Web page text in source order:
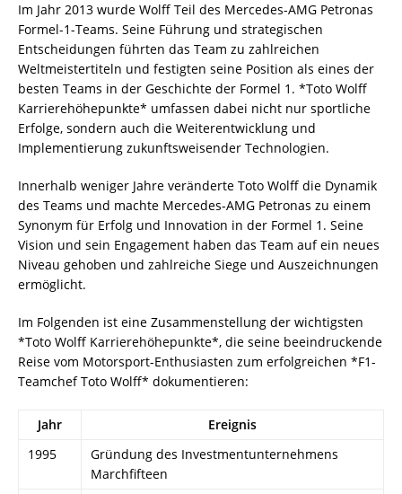
Im Jahr 2013 wurde Wolff Teil des Mercedes-AMG Petronas
Formel-1-Teams. Seine Führung und strategischen
Entscheidungen führten das Team zu zahlreichen
Weltmeistertiteln und festigten seine Position als eines der
besten Teams in der Geschichte der Formel 1. *Toto Wolff
Karrierehöhepunkte* umfassen dabei nicht nur sportliche
Erfolge, sondern auch die Weiterentwicklung und
Implementierung zukunftsweisender Technologien.
Innerhalb weniger Jahre veränderte Toto Wolff die Dynamik
des Teams und machte Mercedes-AMG Petronas zu einem
Synonym für Erfolg und Innovation in der Formel 1. Seine
Vision und sein Engagement haben das Team auf ein neues
Niveau gehoben und zahlreiche Siege und Auszeichnungen
ermöglicht.
Im Folgenden ist eine Zusammenstellung der wichtigsten
*Toto Wolff Karrierehöhepunkte*, die seine beeindruckende
Reise vom Motorsport-Enthusiasten zum erfolgreichen *F1-
Teamchef Toto Wolff* dokumentieren:
Jahr
Ereignis
1995
Gründung des Investmentunternehmens
Marchfifteen